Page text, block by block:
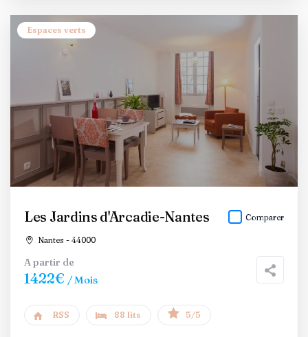
Espaces verts
Les Jardins d'Arcadie-Nantes
Nantes - 44000
Comparer
A partir de
1422€ / Mois
RSS 88 lits 5/5